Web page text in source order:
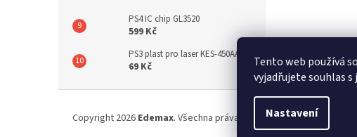
Tento web používá
vyjadřujete souhlas
Nastavení
PS4 IC chip GL3520
599 Kč
PS3 plast pro laser KES-450AAA
69 Kč
Copyright 2026 Edemax. Všechna práva vyhrazena.